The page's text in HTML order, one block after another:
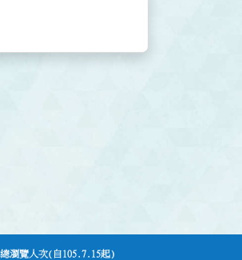
瀏覽人次(自105.7.15起)